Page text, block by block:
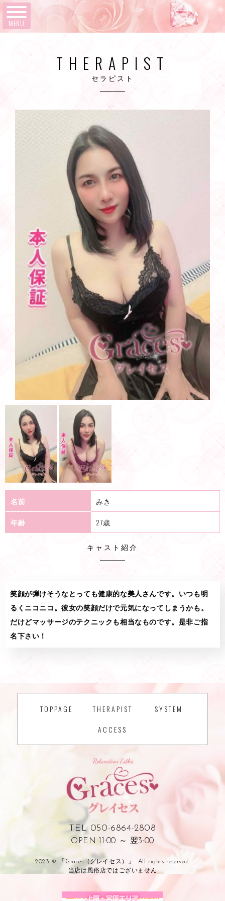
MENU
セラピスト
THERAPIST
名前
みき
年齢
27歳
キャスト紹介
笑顔が弾けそうなとっても健康的な美人さんです。いつも明
るくニコニコ。彼女の笑顔だけで元気になってしまうかも。
だけどマッサージのテクニックも相当なものです。是非ご指
名下さい！
TOPPAGE THERAPIST
SYSTEM
ACCESS
TEL 050-6864-2808
OPEN 11:00 ～ 翌3:00
2023 © 「Graces（グレイセス）」. All rights reserved.
当店は風俗店ではございません